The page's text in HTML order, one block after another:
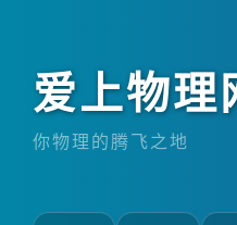
爱上物理
你物理的腾飞之地